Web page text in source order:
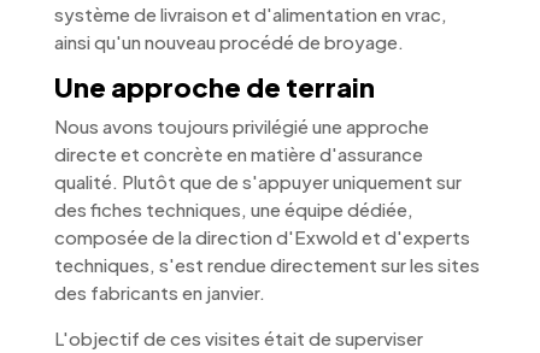
système de livraison et d'alimentation en vrac,
ainsi qu'un nouveau procédé de broyage.
Une approche de terrain
Nous avons toujours privilégié une approche
directe et concrète en matière d'assurance
qualité. Plutôt que de s'appuyer uniquement sur
des fiches techniques, une équipe dédiée,
composée de la direction d'Exwold et d'experts
techniques, s'est rendue directement sur les sites
des fabricants en janvier.
L'objectif de ces visites était de superviser